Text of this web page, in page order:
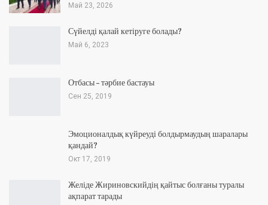
Май 23, 2026
Сүйелді қалай кетіруге болады?
Май 6, 2023
Отбасы – тәрбие бастауы
Сен 25, 2019
Эмоционалдық күйреуді болдырмаудың шаралары
қандай?
Окт 17, 2019
Желіде Жириновскийдің қайтыс болғаны туралы
ақпарат тарады